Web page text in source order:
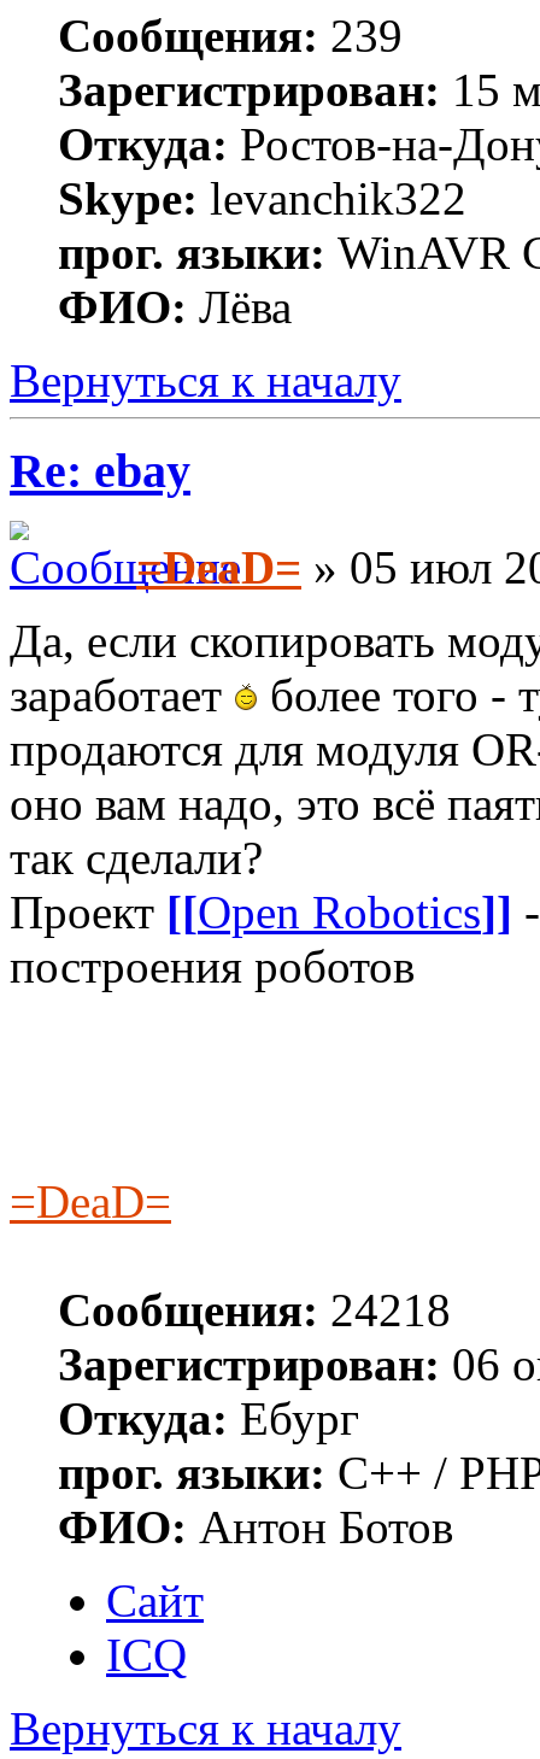
Сообщения: 239
Зарегистрирован: 15
Откуда: Ростов-на-
Skype: levanchik322
прог. языки: WinAVR
ФИО: Лёва
Вернуться к началу
Re: ebay
=DeaD= » 05 июл
Да, если скопировать
заработает
более того -
продаются для модуля
оно вам надо, это всё
так сделали?
Проект [[Open Robotics]]
построения роботов
=DeaD=
Сообщения: 24218
Зарегистрирован: 06
Откуда: Ебург
прог. языки: C++ /
ФИО: Антон Ботов
Сайт
ICQ
Вернуться к началу